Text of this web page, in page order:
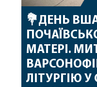
💐ДЕНЬ
МАТЕРІ.
ЛІТУРГІЮ У